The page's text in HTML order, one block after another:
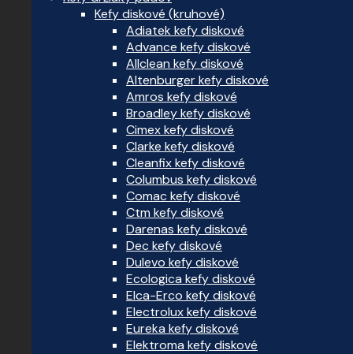
Kefy diskové (kruhové)
Adiatek kefy diskové
Advance kefy diskové
Allclean kefy diskové
Altenburger kefy diskové
Amros kefy diskové
Broadley kefy diskové
Cimex kefy diskové
Clarke kefy diskové
Cleanfix kefy diskové
Columbus kefy diskové
Comac kefy diskové
Ctm kefy diskové
Darenas kefy diskové
Dec kefy diskové
Dulevo kefy diskové
Ecologica kefy diskové
Elca-Erco kefy diskové
Electrolux kefy diskové
Eureka kefy diskové
Elektroma kefy diskové